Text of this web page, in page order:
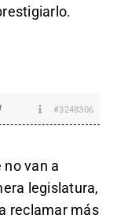
#3248306
van a
legislatura,
reclamar más